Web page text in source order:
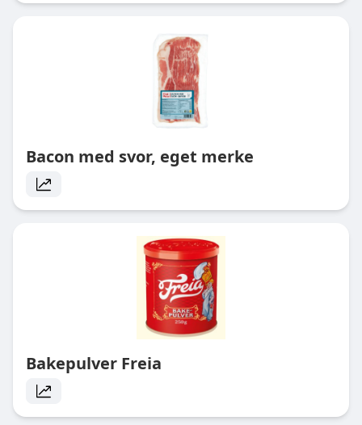
Bacon med svor, eget merke
Bakepulver Freia